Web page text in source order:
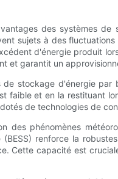
des systèmes
sujets à des
d'énergie produit
et garantit un
de stockage d'énergie
faible et en la restituant
de technologies de
des phénomènes
renforce la
Cette capacité est